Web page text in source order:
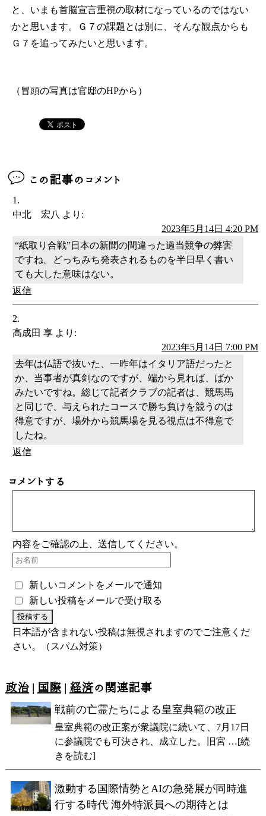
と、いまも首脳宣言重視の取材になっているのではない
かと思います。Ｇ７の課題とは別に、そんな観点からも
Ｇ７を追ってみたいと思います。
（冒頭の写真は官邸のHPから）
この記事のコメント
中北 宏八 より:
2023年5月14日 4:20 PM
“紙取り合戦”日本の新聞の間違った過当競争の弊害
ですね。どっちみち発表されるものを半日早く書い
ても大した意味はない。
返信
高成田 享 より:
2023年5月14日 7:00 PM
去年は仏語で抜いた、一昨年はイタリア語だったと
か、当事者が真剣なのですが、端から見れば、ばか
みたいですね。総じて記者クラブの記者は、競馬馬
と同じで、与えられたコースで勝ち負けを競うのは
得意ですが、場外から競馬場を見る視点は不得意で
したね。
返信
コメントする
内容をご確認の上、送信してください。
新しいコメントをメールで通知
新しい投稿をメールで受け取る
日本語が含まれない投稿は無視されますのでご注意くだ
さい。（スパム対策）
政治| 国際| 経済の関連記事
戦前の亡霊たちによる皇室典範の改正
皇室典範の改正案が衆議院に続いて、7月17日
に参議院でも可決され、成立した。旧宮 …[続
きを読む]
激動する国際情勢とAIの急発展が同時進
行する時代 海外特派員への期待とは